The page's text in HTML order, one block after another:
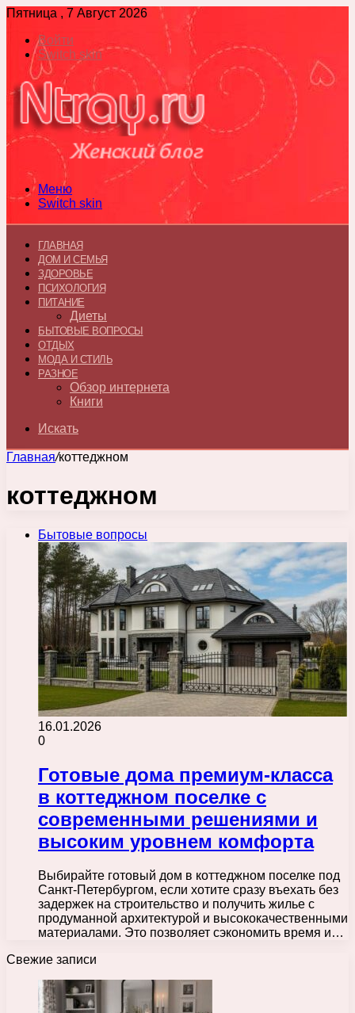
Пятница , 7 Август 2026
Войти
Switch skin
Меню
Switch skin
ГЛАВНАЯ
ДОМ И СЕМЬЯ
ЗДОРОВЬЕ
ПСИХОЛОГИЯ
ПИТАНИЕ
Диеты
БЫТОВЫЕ ВОПРОСЫ
ОТДЫХ
МОДА И СТИЛЬ
РАЗНОЕ
Обзор интернета
Книги
Искать
Главная/коттеджном
коттеджном
Бытовые вопросы
16.01.2026
0
Готовые дома премиум-класса
в коттеджном поселке с
современными решениями и
высоким уровнем комфорта
Выбирайте готовый дом в коттеджном поселке под
Санкт-Петербургом, если хотите сразу въехать без
задержек на строительство и получить жилье с
продуманной архитектурой и высококачественными
материалами. Это позволяет сэкономить время и…
Свежие записи